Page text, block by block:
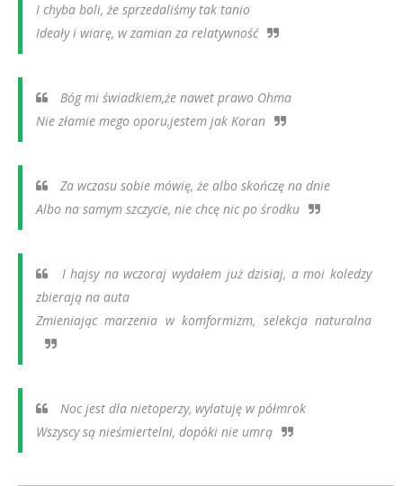
I chyba boli, że sprzedaliśmy tak tanio
Ideały i wiarę, w zamian za relatywność
Bóg mi świadkiem,że nawet prawo Ohma
Nie złamie mego oporu,jestem jak Koran
Za wczasu sobie mówię, że albo skończę na dnie
Albo na samym szczycie, nie chcę nic po środku
I hajsy na wczoraj wydałem już dzisiaj, a moi koledzy
zbierają na auta
Zmieniając marzenia w komformizm, selekcja naturalna
Noc jest dla nietoperzy, wylatuję w półmrok
Wszyscy są nieśmiertelni, dopóki nie umrą